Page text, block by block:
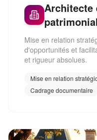
Architecte
Mise en relation
d'opportunités et
et rigueur absolues.
Mise en relation
Cadrage documentaire